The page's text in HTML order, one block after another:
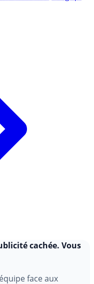
en France, Belgique